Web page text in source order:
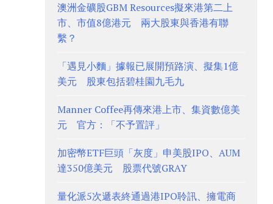
澳洲金礦股GBM Resources擬來港第二上
市、市值8億港元 兩大股東與香港有聯
繫？
「遇見小麵」據報已展開預路演、擬集1億
美元 股東包括碧桂園九毛九
Manner Coffee再傳來港上市、集資數億美
元 官方：「不予置評」
加密幣ETF巨頭「灰度」申美股IPO、AUM
達350億美元 股票代號GRAY
量化派5次遞表終通過港IPO聆訊、擁電商